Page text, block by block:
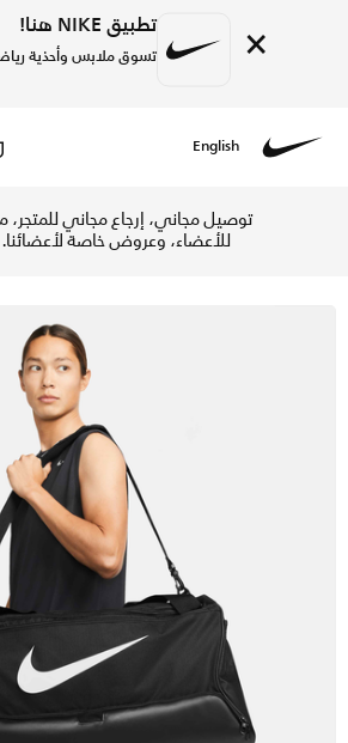
× تطبيق NIKE هنا!
تسوق ملابس وأحذية
English
توصيل مجاني، إرجاع مجاني
للأعضاء، وعروض خاصة